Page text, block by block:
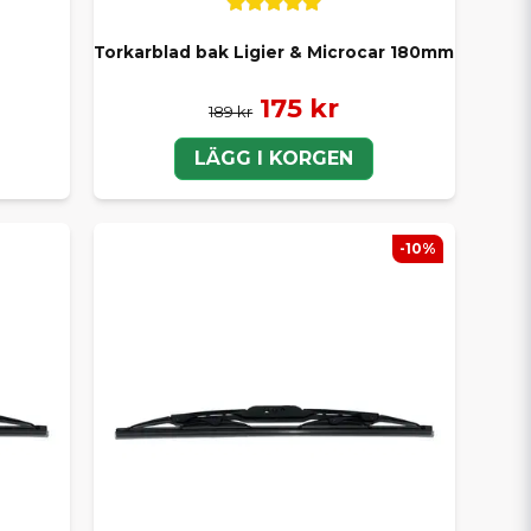
Torkarblad bak Ligier & Microcar 180mm
189 kr 175 kr
LÄGG I KORGEN
-10%